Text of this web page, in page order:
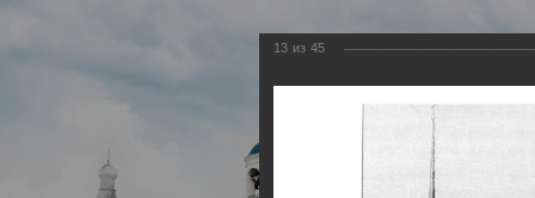
13 из 45